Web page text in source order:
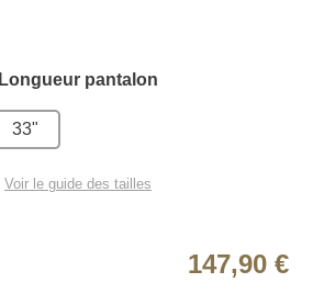
Longueur pantalon
33"
Voir le guide des tailles
147,90 €